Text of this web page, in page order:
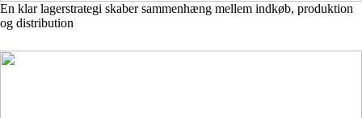
En klar lagerstrategi skaber sammenhæng mellem indkøb, produktion
og distribution